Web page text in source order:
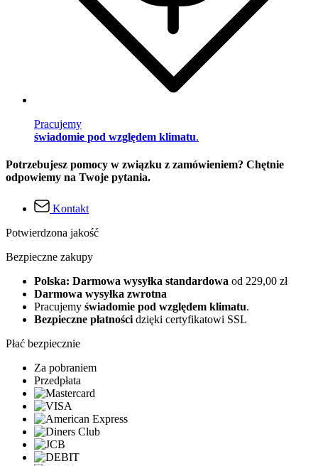
Pracujemy
świadomie pod względem klimatu.
Potrzebujesz pomocy w związku z zamówieniem? Chętnie
odpowiemy na Twoje pytania.
Kontakt
Potwierdzona jakość
Bezpieczne zakupy
Polska: Darmowa wysyłka standardowa od 229,00 zł
Darmowa wysyłka zwrotna
Pracujemy świadomie pod względem klimatu.
Bezpieczne płatności dzięki certyfikatowi SSL
Płać bezpiecznie
Za pobraniem
Przedpłata